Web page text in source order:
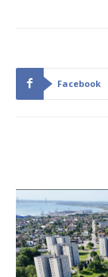
Facebook